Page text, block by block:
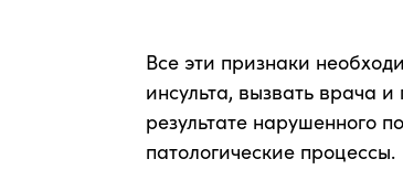
Все эти признаки
инсульта, вызвать врача
результате нарушенного
патологические процессы.